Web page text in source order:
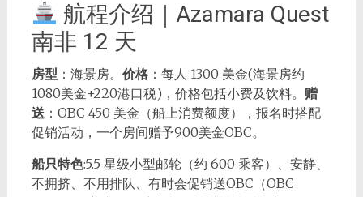
航程介绍｜Azamara Quest
南非 12 天
房型 ：海景房。 价格：每人 1300 美金(海景房约
1080美金+220港口税)，价格包括小费及饮料。 赠
送：OBC 450 美金（船上消费额度），报名时搭配
促销活动，一个房间赠予900美金OBC。
船只特色:5.5 星级小型邮轮（约 600 乘客）、安静、
不拥挤、不用排队、有时会促销送OBC（OBC